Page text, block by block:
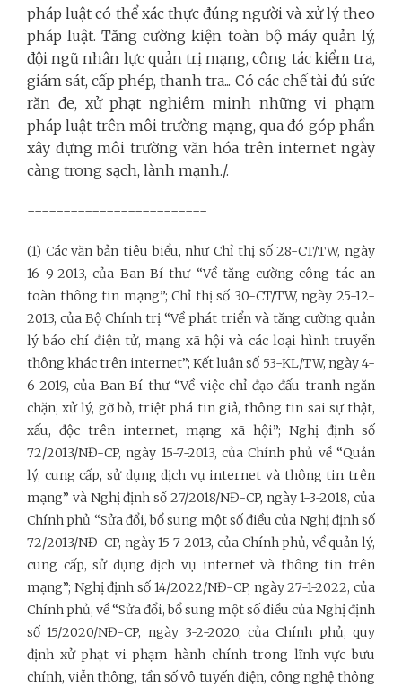
pháp luật có thể xác thực đúng người và xử lý theo
pháp luật. Tăng cường kiện toàn bộ máy quản lý,
đội ngũ nhân lực quản trị mạng, công tác kiểm tra,
giám sát, cấp phép, thanh tra... Có các chế tài đủ sức
răn đe, xử phạt nghiêm minh những vi phạm
pháp luật trên môi trường mạng, qua đó góp phần
xây dựng môi trường văn hóa trên internet ngày
càng trong sạch, lành mạnh./.
-------------------------
(1) Các văn bản tiêu biểu, như Chỉ thị số 28-CT/TW, ngày
16-9-2013, của Ban Bí thư “Về tăng cường công tác an
toàn thông tin mạng”; Chỉ thị số 30-CT/TW, ngày 25-12-
2013, của Bộ Chính trị “Về phát triển và tăng cường quản
lý báo chí điện tử, mạng xã hội và các loại hình truyền
thông khác trên internet”; Kết luận số 53-KL/TW, ngày 4-
6-2019, của Ban Bí thư “Về việc chỉ đạo đấu tranh ngăn
chặn, xử lý, gỡ bỏ, triệt phá tin giả, thông tin sai sự thật,
xấu, độc trên internet, mạng xã hội”; Nghị định số
72/2013/NĐ-CP, ngày 15-7-2013, của Chính phủ về “Quản
lý, cung cấp, sử dụng dịch vụ internet và thông tin trên
mạng” và Nghị định số 27/2018/NĐ-CP, ngày 1-3-2018, của
Chính phủ “Sửa đổi, bổ sung một số điều của Nghị định số
72/2013/NĐ-CP, ngày 15-7-2013, của Chính phủ, về quản lý,
cung cấp, sử dụng dịch vụ internet và thông tin trên
mạng”; Nghị định số 14/2022/NĐ-CP, ngày 27-1-2022, của
Chính phủ, về “Sửa đổi, bổ sung một số điều của Nghị định
số 15/2020/NĐ-CP, ngày 3-2-2020, của Chính phủ, quy
định xử phạt vi phạm hành chính trong lĩnh vực bưu
chính, viễn thông, tần số vô tuyến điện, công nghệ thông